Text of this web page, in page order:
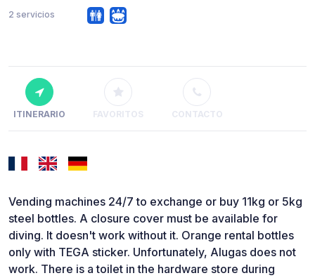
2 servicios
ITINERARIO FAVORITOS CONTACTO
Vending machines 24/7 to exchange or buy 11kg or 5kg
steel bottles. A closure cover must be available for
diving. It doesn't work without it. Orange rental bottles
only with TEGA sticker. Unfortunately, Alugas does not
work. There is a toilet in the hardware store during